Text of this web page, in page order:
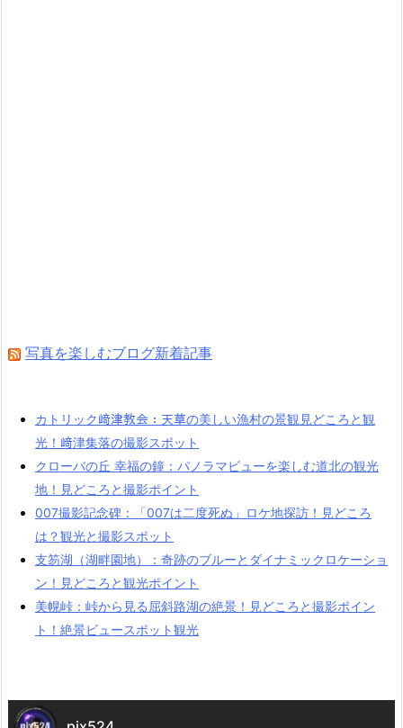
写真を楽しむブログ新着記事
カトリック﨑津教会：天草の美しい漁村の景観見どころと観
光！﨑津集落の撮影スポット
クローバの丘 幸福の鐘：パノラマビューを楽しむ道北の観光
地！見どころと撮影ポイント
007撮影記念碑：「007は二度死ぬ」ロケ地探訪！見どころ
は？観光と撮影スポット
支笏湖（湖畔園地）：奇跡のブルーとダイナミックロケーショ
ン！見どころと観光ポイント
美幌峠：峠から見る屈斜路湖の絶景！見どころと撮影ポイン
ト！絶景ビュースポット観光